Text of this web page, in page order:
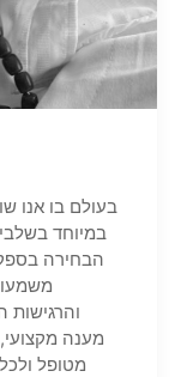
בעולם בו אנו
במיוחד
הבחירה
והרגישות
מענה
מטופל